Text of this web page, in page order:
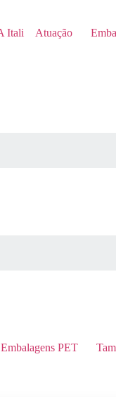
Atuação
Embalagens PET